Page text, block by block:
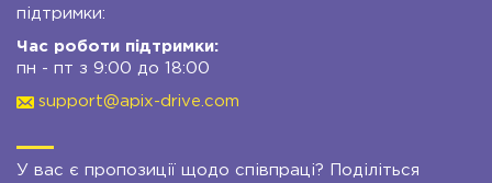
підтримки:
Час роботи підтримки:
пн - пт з 9:00 до 18:00
support@apix-drive.com
У вас є пропозиції щодо співпраці? Поділіться